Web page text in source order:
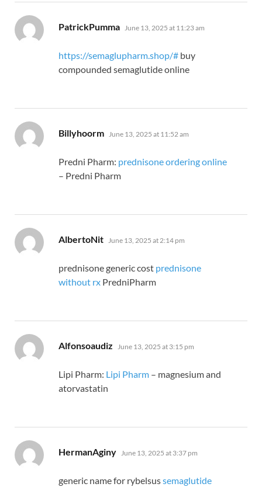
PatrickPumma says:
June 13, 2025 at 11:23 am
https://semaglupharm.shop/# buy
compounded semaglutide online
Billyhoorm says:
June 13, 2025 at 11:52 am
Predni Pharm: prednisone ordering online
– Predni Pharm
AlbertoNit says:
June 13, 2025 at 2:14 pm
prednisone generic cost prednisone
without rx PredniPharm
Alfonsoaudiz says:
June 13, 2025 at 3:15 pm
Lipi Pharm: Lipi Pharm – magnesium and
atorvastatin
HermanAginy says:
June 13, 2025 at 3:37 pm
generic name for rybelsussemaglutide